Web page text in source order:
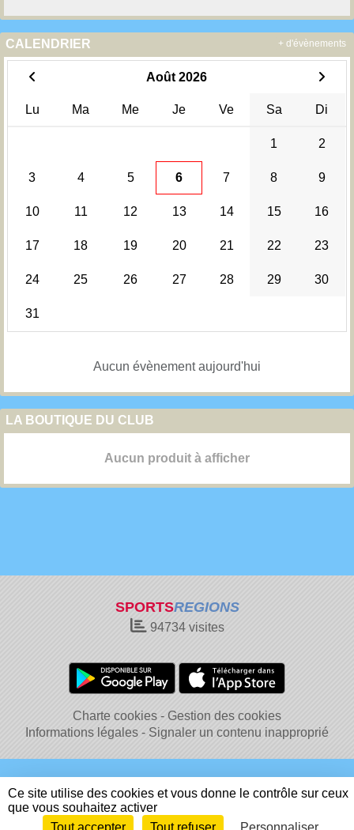
CALENDRIER
Août 2026
Lu Ma Me Je Ve Sa Di
1 2
3 4 5 6 7 8 9
10 11 12 13 14 15 16
17 18 19 20 21 22 23
24 25 26 27 28 29 30
31
Aucun évènement aujourd'hui
+ d'évènements
LA BOUTIQUE DU CLUB
Aucun produit à afficher
SPORTSREGIONS
94734visites
Charte cookies
Gestion des cookies
Informations légales
Signaler un contenu inapproprié
Ce site utilise des cookies et vous donne le contrôle sur ceux
que vous souhaitez activer
Tout accepter
Tout refuser Personnaliser